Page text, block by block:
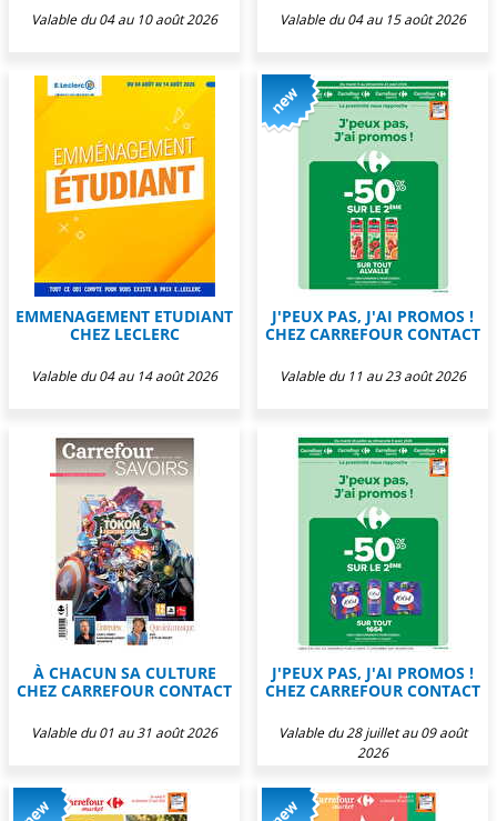
Valable du 04 au 10 août 2026 Valable du 04 au 15 août 2026
EMMENAGEMENT ETUDIANT
CHEZ LECLERC
Valable du 04 au 14 août 2026
J'PEUX PAS, J'AI PROMOS !
CHEZ CARREFOUR CONTACT
Valable du 11 au 23 août 2026
À CHACUN SA CULTURE
CHEZ CARREFOUR CONTACT
Valable du 01 au 31 août 2026
J'PEUX PAS, J'AI PROMOS !
CHEZ CARREFOUR CONTACT
Valable du 28 juillet au 09 août
2026